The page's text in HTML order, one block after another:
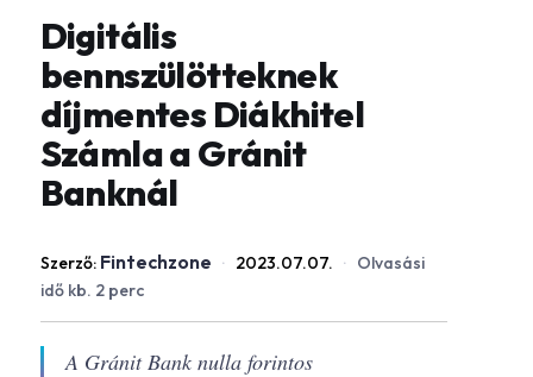
Digitális
bennszülötteknek
díjmentes Diákhitel
Számla a Gránit
Banknál
Szerző: Fintechzone · 2023.07.07. · Olvasási
idő kb. 2 perc
A Gránit Bank nulla forintos